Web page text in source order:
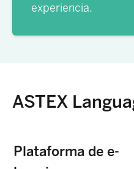
experiencia.
ASTEX
Plataforma de e-